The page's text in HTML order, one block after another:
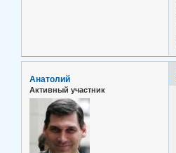
Анатолий
Активный участник